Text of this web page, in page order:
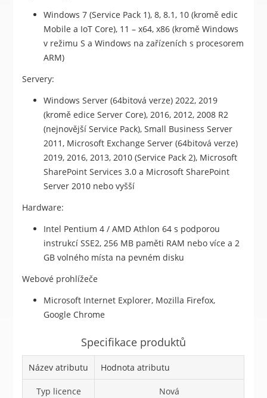
Windows 7 (Service Pack 1), 8, 8.1, 10 (kromě edic
Mobile a IoT Core), 11 – x64, x86 (kromě Windows
v režimu S a Windows na zařízeních s procesorem
ARM)
Servery:
Windows Server (64bitová verze) 2022, 2019
(kromě edice Server Core), 2016, 2012, 2008 R2
(nejnovější Service Pack), Small Business Server
2011, Microsoft Exchange Server (64bitová verze)
2019, 2016, 2013, 2010 (Service Pack 2), Microsoft
SharePoint Services 3.0 a Microsoft SharePoint
Server 2010 nebo vyšší
Hardware:
Intel Pentium 4 / AMD Athlon 64 s podporou
instrukcí SSE2, 256 MB paměti RAM nebo více a 2
GB volného místa na pevném disku
Webové prohlížeče
Microsoft Internet Explorer, Mozilla Firefox,
Google Chrome
Specifikace produktů
Název atributu Hodnota atributu
Typ licence Nová